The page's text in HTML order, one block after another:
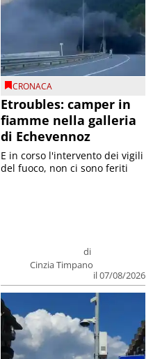
CRONACA
Etroubles: camper in
fiamme nella galleria
di Echevennoz
di
Cinzia Timpano
il 07/08/2026
E in corso l'intervento dei vigili
del fuoco, non ci sono feriti